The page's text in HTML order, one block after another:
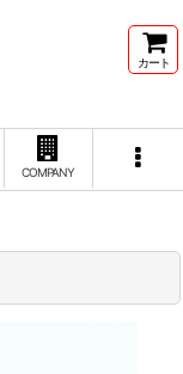
カート
COMPANY